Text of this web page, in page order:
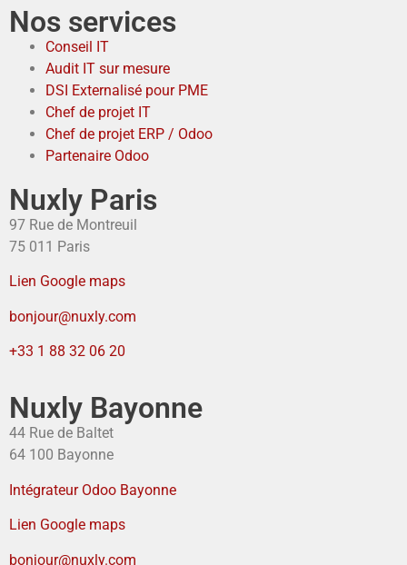
Nos services
Conseil IT
Audit IT sur mesure
DSI Externalisé pour PME
Chef de projet IT
Chef de projet ERP / Odoo
Partenaire Odoo
Nuxly Paris
97 Rue de Montreuil
75 011 Paris
Lien Google maps
bonjour@nuxly.com
+33 1 88 32 06 20
Nuxly Bayonne
44 Rue de Baltet
64 100 Bayonne
Intégrateur Odoo Bayonne
Lien Google maps
bonjour@nuxly.com